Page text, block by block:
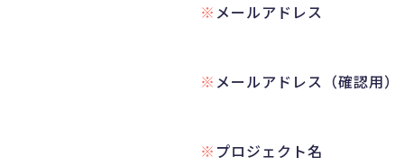
メールアドレス
メールアドレス（確認用）
プロジェクト名